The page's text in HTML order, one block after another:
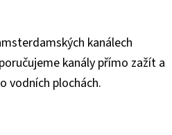
kanálech
kanály přímo zažít a
vodních plochách.